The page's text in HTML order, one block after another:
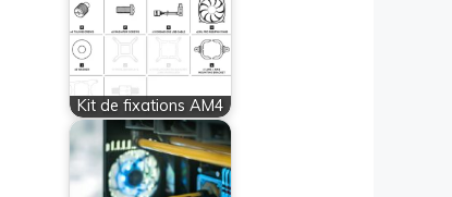
Kit de fixations AM4